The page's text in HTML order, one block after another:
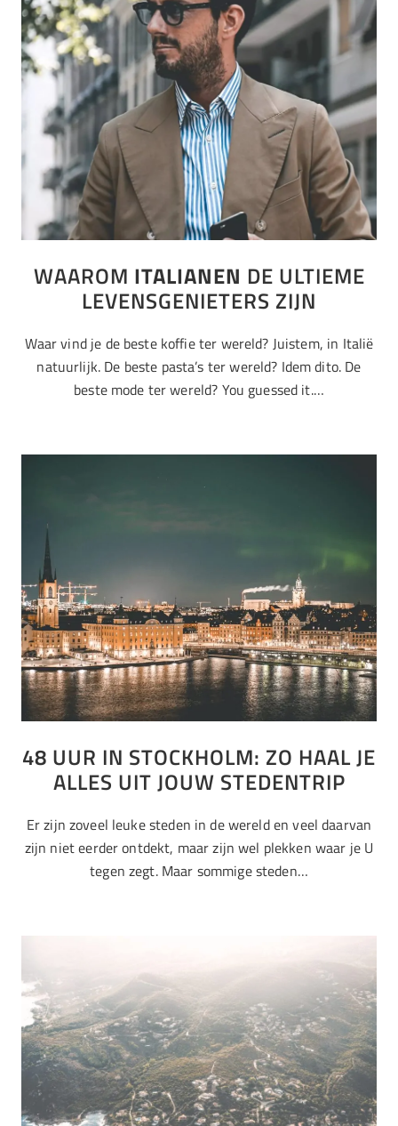
WAAROM ITALIANEN DE ULTIEME
LEVENSGENIETERS ZIJN
Waar vind je de beste koffie ter wereld? Juistem, in Italië
natuurlijk. De beste pasta’s ter wereld? Idem dito. De
beste mode ter wereld? You guessed it.…
48 UUR IN STOCKHOLM: ZO HAAL JE
ALLES UIT JOUW STEDENTRIP
Er zijn zoveel leuke steden in de wereld en veel daarvan
zijn niet eerder ontdekt, maar zijn wel plekken waar je U
tegen zegt. Maar sommige steden…